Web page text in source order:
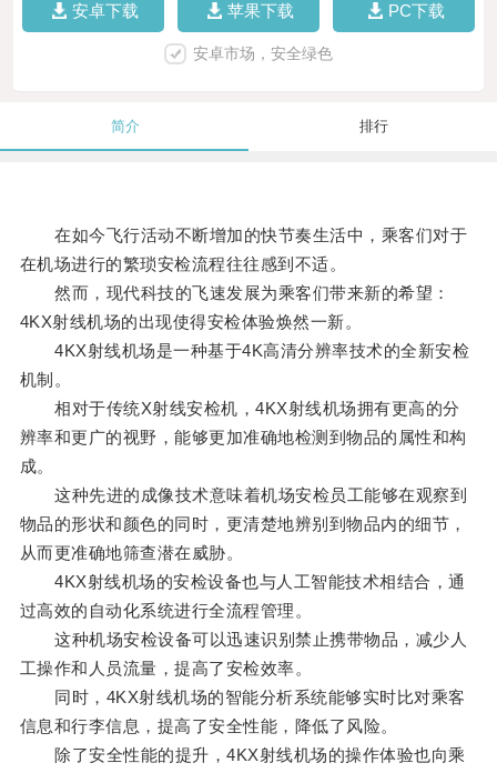
安卓下载 苹果下载 PC下载
安卓市场，安全绿色
简介 排行
在如今飞行活动不断增加的快节奏生活中，乘客们对于
在机场进行的繁琐安检流程往往感到不适。
然而，现代科技的飞速发展为乘客们带来新的希望：
4KX射线机场的出现使得安检体验焕然一新。
4KX射线机场是一种基于4K高清分辨率技术的全新安检
机制。
相对于传统X射线安检机，4KX射线机场拥有更高的分
辨率和更广的视野，能够更加准确地检测到物品的属性和构
成。
这种先进的成像技术意味着机场安检员工能够在观察到
物品的形状和颜色的同时，更清楚地辨别到物品内的细节，
从而更准确地筛查潜在威胁。
4KX射线机场的安检设备也与人工智能技术相结合，通
过高效的自动化系统进行全流程管理。
这种机场安检设备可以迅速识别禁止携带物品，减少人
工操作和人员流量，提高了安检效率。
同时，4KX射线机场的智能分析系统能够实时比对乘客
信息和行李信息，提高了安全性能，降低了风险。
除了安全性能的提升，4KX射线机场的操作体验也向乘